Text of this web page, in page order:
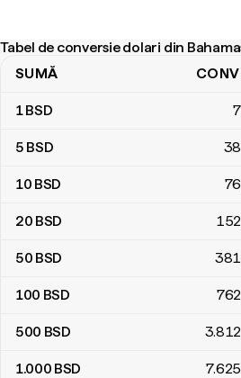
Tabel de conversie dolari din
Tabel de conversie dolari din Bahamas
SUMĂ
1BSD 7
5 BSD 38
10 BSD 76
20 BSD 152
50 BSD 381
100 BSD 762
500 BSD 3.812
1.000 BSD 7.625